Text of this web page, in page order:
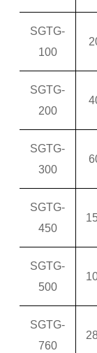
SGTG-
100
SGTG-
200
SGTG-
300
SGTG-
450
SGTG-
500
SGTG-
760